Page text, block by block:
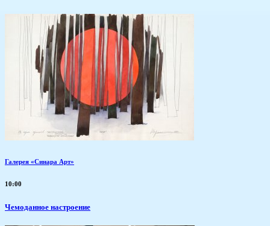
Галерея «Синара Арт»
10:00
Чемоданное настроение